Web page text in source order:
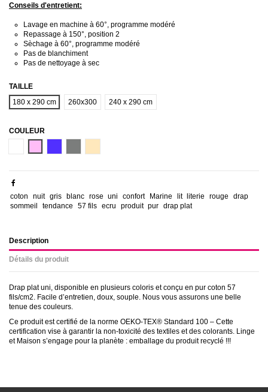
Conseils d'entretient:
Lavage en machine à 60°, programme modéré
Repassage à 150°, position 2
Sèchage à 60°, programme modéré
Pas de blanchiment
Pas de nettoyage à sec
TAILLE
180 x 290 cm
260x300 240 x 290 cm
COULEUR
coton nuit gris blanc rose uni confort Marine lit literie rouge
drap
sommeil
tendance 57 fils ecru produit pur drap plat
Description
Détails du produit
Drap plat uni, disponible en plusieurs coloris et conçu en pur coton 57
fils/cm2. Facile d’entretien, doux, souple. Nous vous assurons une belle
tenue des couleurs.
Ce produit est certifié de la norme OEKO-TEX® Standard 100 – Cette
certification vise à garantir la non-toxicité des textiles et des colorants. Linge
et Maison s’engage pour la planète : emballage du produit recyclé !!!